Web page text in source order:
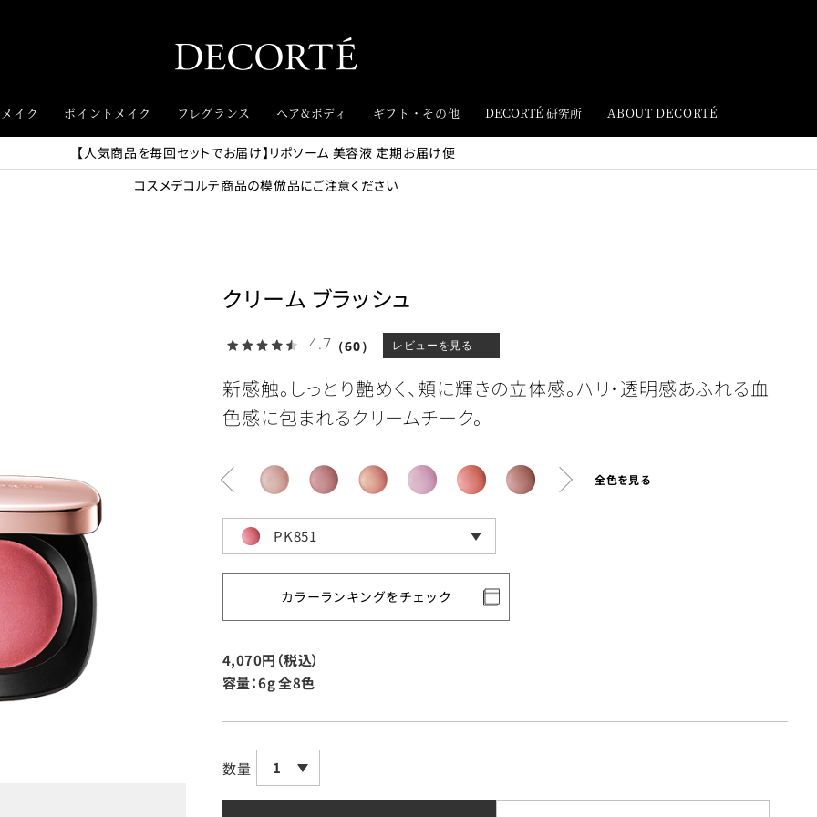
イク ポイントメイク フレグランス ヘア&ボディ ギフト・その他 DECORTÉ 研究所 ABOUT DECORTÉ
【人気商品を毎回セットでお届け】リポソーム 美容液 定期お届け便
コスメデコルテ商品の模倣品にご注意ください
クリーム ブラッシュ
4.7 （60） レビューを見る
新感触。しっとり艶めく、頬に輝きの立体感。ハリ・透明感あふれる血
色感に包まれるクリームチーク。
全色を見る
PK851
カラーランキングをチェック
4,070円（税込）
容量：6g全8色
数量 1